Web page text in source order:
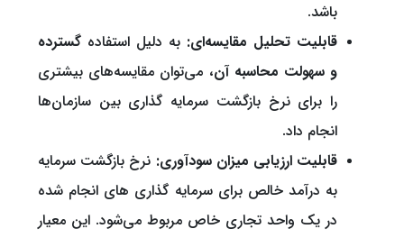
باشد.
قابلیت تحلیل مقایسه‌ای: به دلیل استفاده گسترده
و سهولت محاسبه آن، می‌توان مقایسه‌های بیشتری
را برای نرخ بازگشت سرمایه گذاری بین سازمان‌ها
انجام داد.
قابلیت ارزیابی میزان سودآوری: نرخ بازگشت سرمایه
به درآمد خالص برای سرمایه گذاری های انجام شده
در یک واحد تجاری خاص مربوط می‌شود. این معیار